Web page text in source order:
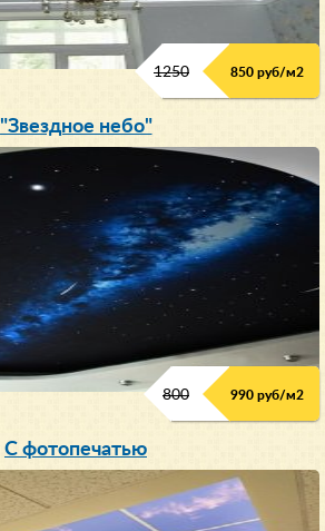
1250 850 руб/м2
"Звездное небо"
800 990 руб/м2
С фотопечатью